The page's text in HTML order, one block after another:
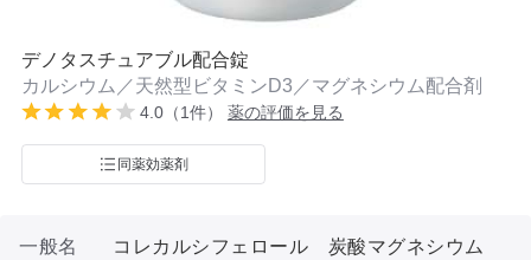
デノタスチュアブル配合錠
カルシウム／天然型ビタミンD3／マグネシウム配合剤
4.0（1件） 薬の評価を見る
同薬効薬剤
一般名
コレカルシフェロール 炭酸マグネシウム